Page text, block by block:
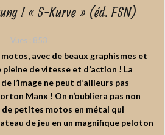
! « S-Kurve » (éd. FSN)
Vues : 853
avec de beaux graphismes et
de vitesse et d’action ! La
l’image ne peut d’ailleurs pas
Manx ! On n’oubliera pas non
de petites motos en métal qui
de jeu en un magnifique peloton